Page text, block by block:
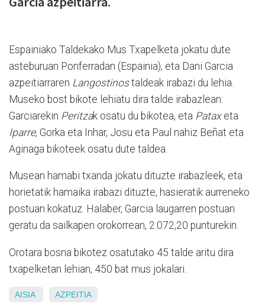
Espainiako Taldekako Mus Txapelketa jokatu dute
asteburuan Ponferradan (Espainia), eta Dani Garcia
azpeitiarraren Langostinostaldeak irabazi du lehia.
Museko bost bikote lehiatu dira talde irabazlean:
Garciarekin Peritzak osatu du bikotea, eta Pataxeta
Iparre, Gorka eta Inhar, Josu eta Paul nahiz Beñat eta
Aginaga bikoteek osatu dute taldea.
Musean hamabi txanda jokatu dituzte irabazleek, eta
horietatik hamaika irabazi dituzte, hasieratik aurreneko
postuan kokatuz. Halaber, Garcia laugarren postuan
geratu da sailkapen orokorrean, 2.072,20 punturekin.
Orotara bosna bikotez osatutako 45 talde aritu dira
txapelketan lehian, 450 bat mus jokalari.
AISIA AZPEITIA